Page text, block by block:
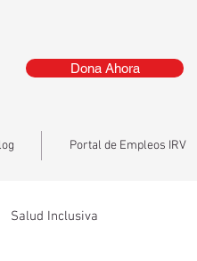
Dona Ahora
Portal de Empleos IRV
Salud Inclusiva